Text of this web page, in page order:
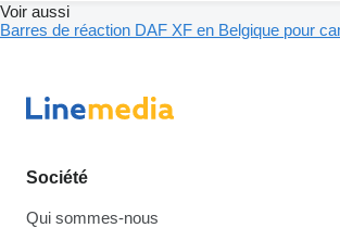
Voir aussi
Barres de réaction DAF XF en Belgique pour
Société
Qui sommes-nous